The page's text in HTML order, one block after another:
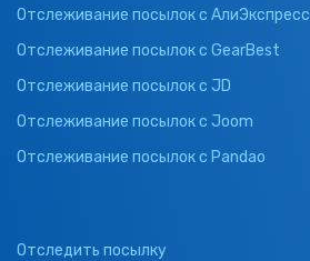
Отслеживание посылок с АлиЭкспресс
Отслеживание посылок с GearBest
Отслеживание посылок с JD
Отслеживание посылок с Joom
Отслеживание посылок с Pandao
Отследить посылку